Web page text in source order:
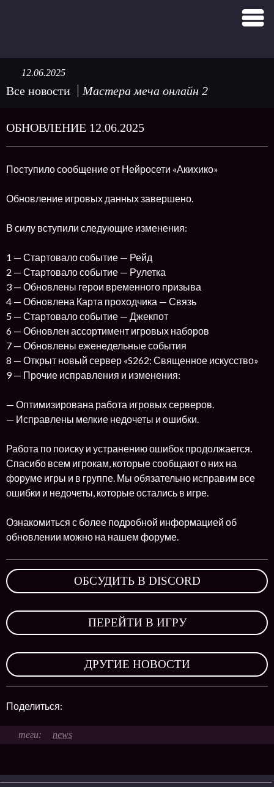
Все новости Мастера меча онлайн 2
12.06.2025
ОБНОВЛЕНИЕ 12.06.2025
Поступило сообщение от Нейросети «Акихико»
Обновление игровых данных завершено.
В силу вступили следующие изменения:
1 — Стартовало событие — Рейд
2 — Стартовало событие — Рулетка
3 — Обновлены герои временного призыва
4 — Обновлена Карта проходчика — Связь
5 — Стартовало событие — Джекпот
6 — Обновлен ассортимент игровых наборов
7 — Обновлены еженедельные события
8 — Открыт новый сервер «S262: Священное искусство»
9 — Прочие исправления и изменения:
— Оптимизирована работа игровых серверов.
— Исправлены мелкие недочеты и ошибки.
Работа по поиску и устранению ошибок продолжается.
Спасибо всем игрокам, которые сообщают о них на
форуме игры и в группе. Мы обязательно исправим все
ошибки и недочеты, которые остались в игре.
Ознакомиться с более подробной информацией об
обновлении можно на нашем форуме.
ОБСУДИТЬ В DISCORD
ПЕРЕЙТИ В ИГРУ
ДРУГИЕ НОВОСТИ
Поделиться:
news